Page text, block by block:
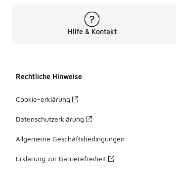
Hilfe & Kontakt
Rechtliche Hinweise
Cookie-erklärung
Datenschutzerklärung
Allgemeine Geschäftsbedingungen
Erklärung zur Barrierefreiheit